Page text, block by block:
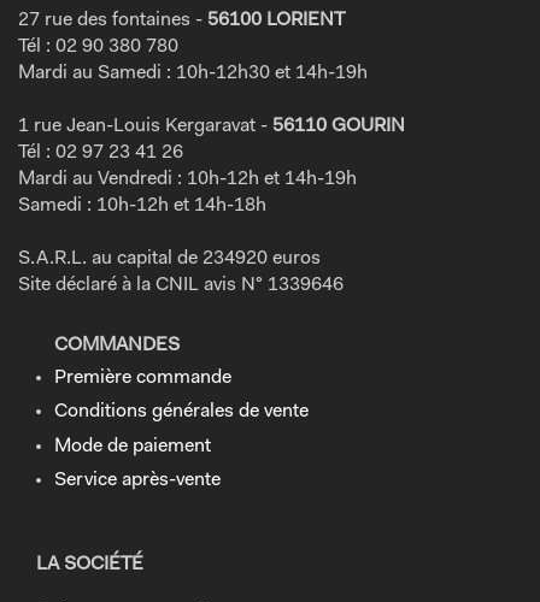
27 rue des fontaines - 56100 LORIENT
Tél : 02 90 380 780
Mardi au Samedi : 10h-12h30 et 14h-19h
1 rue Jean-Louis Kergaravat - 56110 GOURIN
Tél : 02 97 23 41 26
Mardi au Vendredi : 10h-12h et 14h-19h
Samedi : 10h-12h et 14h-18h
S.A.R.L. au capital de 234920 euros
Site déclaré à la CNIL avis N° 1339646
COMMANDES
Première commande
Conditions générales de vente
Mode de paiement
Service après-vente
LA SOCIÉTÉ